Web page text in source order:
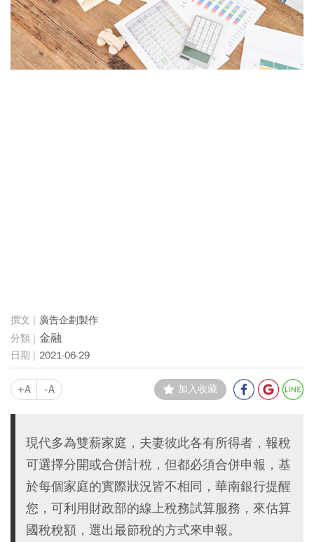
廣告企劃製作
金融
2021-06-29
+A -A 加入收藏
現代多為雙薪家庭，夫妻彼此各有所得者，報稅
可選擇分開或合併計稅，但都必須合併申報，基
於每個家庭的實際狀況皆不相同，華南銀行提醒
您，可利用財政部的線上稅務試算服務，來估算
國稅稅額，選出最節稅的方式來申報。